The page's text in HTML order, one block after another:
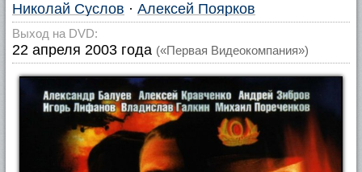
Николай Суслов · Алексей Поярков
Выход на DVD:
22 апреля 2003 года («Первая Видеокомпания»)